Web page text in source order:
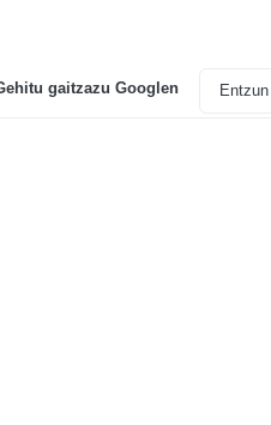
gaitzazu Googlen Entzun